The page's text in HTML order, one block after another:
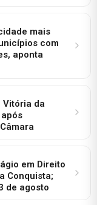
mais
com
aponta
Vitória da
em Direito
Conquista;
de agosto